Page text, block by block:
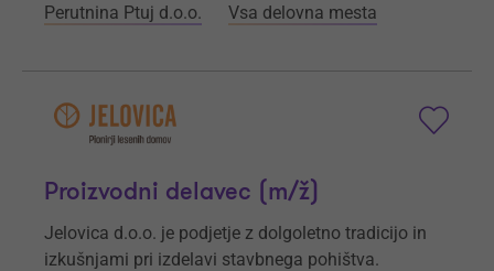
Perutnina Ptuj d.o.o. Vsa delovna mesta
Proizvodni delavec (m/ž)
Jelovica d.o.o. je podjetje z dolgoletno tradicijo in
izkušnjami pri izdelavi stavbnega pohištva.